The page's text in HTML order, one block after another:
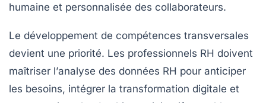
humaine et personnalisée des collaborateurs.
Le développement de compétences transversales
devient une priorité. Les professionnels RH doivent
maîtriser l’analyse des données RH pour anticiper
les besoins, intégrer la transformation digitale et